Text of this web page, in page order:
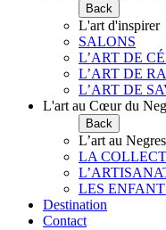
Back
L'art d'inspirer
SALONS
L’ART DE
L’ART DE
L’ART DE
L'art au Cœur du
Back
L’art au
LA
LES
Destination
Contact